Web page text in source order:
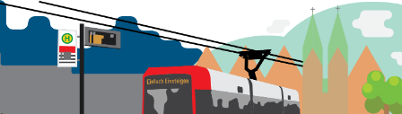
Zum
Inhalt
springen